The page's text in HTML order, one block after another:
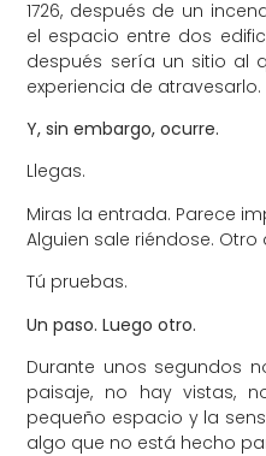
1726, después de un
el espacio entre dos
después sería un sitio al
experiencia de atravesarlo.
Y, sin embargo, ocurre.
Llegas.
Miras la entrada. Parece
Alguien sale riéndose.
Tú pruebas.
Un paso. Luego otro.
Durante unos segundos
paisaje, no hay vistas,
pequeño espacio y la
algo que no está hecho